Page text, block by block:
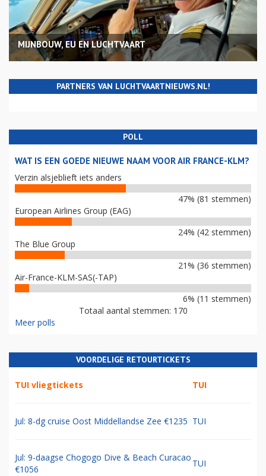
MIJNBOUW, EU EN LUCHTVAART
PARTNERS VAN LUCHTVAARTNIEUWS.NL!
POLL
WAT IS EEN GOEDE NIEUWE NAAM VOOR AIR FRANCE-KLM?
Verzin alsjeblieft iets anders
47% (81 stemmen)
European Airlines Group (EAG)
24% (42 stemmen)
The Blue Group
21% (36 stemmen)
Air-France-KLM-SAS(-TAP)
6% (11 stemmen)
Totaal aantal stemmen: 170
Meer polls
VOORDELIGE RETOURTICKETS
TUI vliegtickets TUI
Jul: 8-dg cruise Oost Middellandse Zee €1235 TUI
Jul: 9-daagse Chogogo Dive & Beach Curacao
€1056
TUI